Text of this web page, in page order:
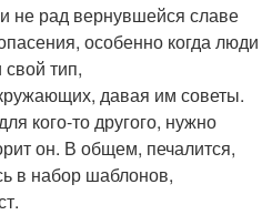
не рад вернувшейся славе
особенно когда люди
тип,
давая им советы.
кого-то другого, нужно
он. В общем, печалится,
в набор шаблонов,